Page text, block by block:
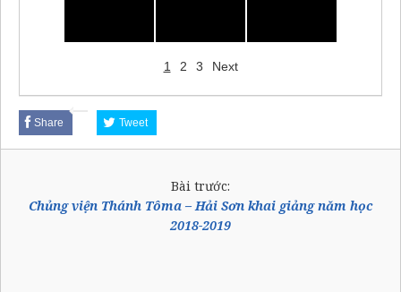
1 2 3 Next
Share Tweet
Bài trước:
Chủng viện Thánh Tôma – Hải Sơn khai giảng năm học
2018-2019